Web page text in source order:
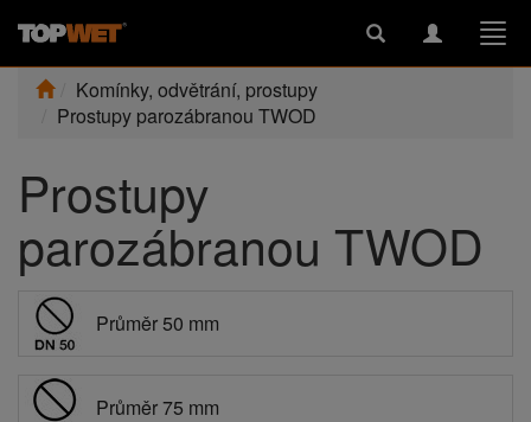
Toggle
Toggle
Komínky, odvětrání, prostupy
Prostupy parozábranou TWOD
Prostupy
parozábranou TWOD
Průměr 50 mm
Průměr 75 mm